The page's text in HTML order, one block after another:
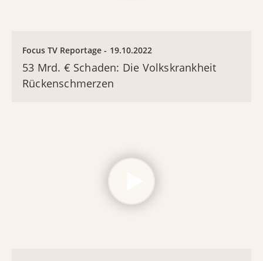
Focus TV Reportage 19.10.2022
53 Mrd. € Schaden: Die Volkskrankheit
Rückenschmerzen